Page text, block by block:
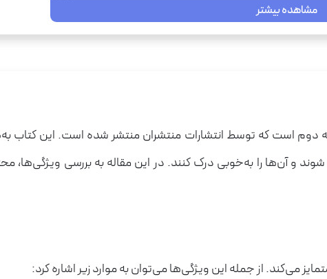
1404
قاصدک
مشاهده بیشتر
دوم است که توسط انتشارات منتشران منتشر شده است. این کتاب
و آن‌ها را به‌خوبی درک کنند. در این مقاله به بررسی ویژگی‌ها،
می‌کند. از جمله این ویژگی‌ها می‌توان به موارد زیر اشاره کرد: